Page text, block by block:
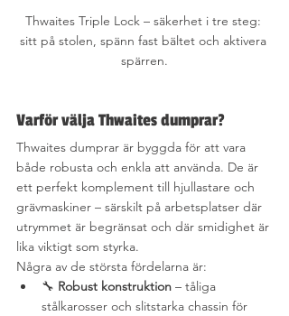
Thwaites Triple Lock – säkerhet i tre steg:
sitt på stolen, spänn fast bältet och aktivera
spärren.
Varför välja Thwaites dumprar?
Thwaites dumprar är byggda för att vara
både robusta och enkla att använda. De är
ett perfekt komplement till hjullastare och
grävmaskiner – särskilt på arbetsplatser där
utrymmet är begränsat och där smidighet är
lika viktigt som styrka.
Några av de största fördelarna är:
🔧 Robust konstruktion – tåliga
stålkarosser och slitstarka chassin för